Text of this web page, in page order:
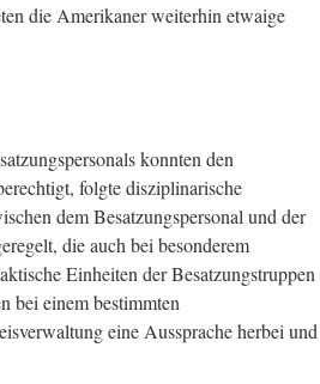
die Amerikaner weiterhin etwaige
konnten den
folgte disziplinarische
dem Besatzungspersonal und der
die auch bei besonderem
Einheiten der Besatzungstruppen
bei einem bestimmten
eine Aussprache herbei und